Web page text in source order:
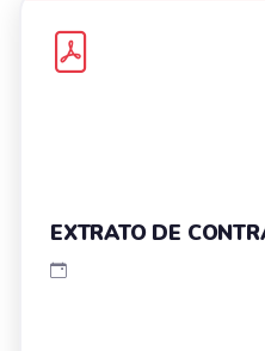
EXTRATO DE